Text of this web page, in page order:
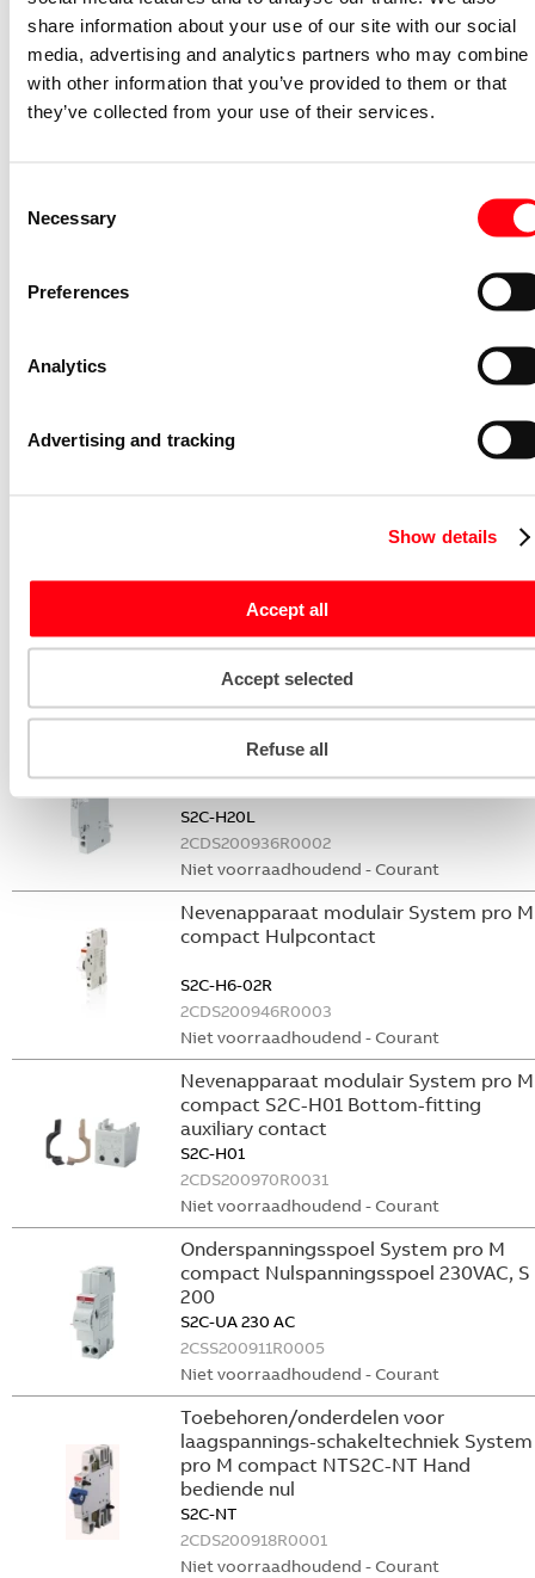
share information about your use of our site with our social
media, advertising and analytics partners who may combine
with other information that you’ve provided to them or that
they’ve collected from your use of their services.
Selection
Necessary
Preferences
Analytics
Advertising and tracking
Show details
Accept all
Accept selected
Refuse all
Niet voorraadhoudend - Courant
Nevenapparaat modulair System pro M
compact S2C-H10 Bottom-fitting
auxiliary contact
Stroommeettransformator System pro
vermogensschakelaar System pro M
compact Through the door operator
Niet voorraadhoudend - Courant
Stroommeettransformator System pro
M compact CMS sensor 20A TRMS
CMS-102PS
2CCA880102R0001
Nevenapparaat modulair System pro M
S2C-H20L
2CDS200936R0002
Niet voorraadhoudend - Courant
Nevenapparaat modulair System pro M
compact Hulpcontact
S2C-H6-02R
2CDS200946R0003
Niet voorraadhoudend - Courant
Nevenapparaat modulair System pro M
compact S2C-H01 Bottom-fitting
auxiliary contact
S2C-H01
2CDS200970R0031
Niet voorraadhoudend - Courant
Onderspanningsspoel System pro M
compact Nulspanningsspoel 230VAC, S
200
S2C-UA 230 AC
2CSS200911R0005
Niet voorraadhoudend - Courant
Toebehoren/onderdelen voor
laagspannings-schakeltechniek System
pro M compact NTS2C-NT Hand
bediende nul
S2C-NT
2CDS200918R0001
Niet voorraadhoudend - Courant